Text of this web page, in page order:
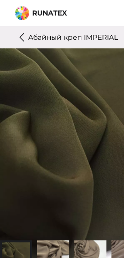
Абайный креп IMPERIAL